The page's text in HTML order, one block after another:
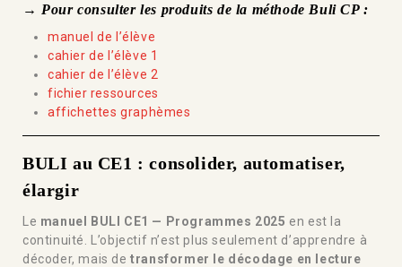
→ Pour consulter les produits de la méthode Buli CP :
manuel de l’élève
cahier de l’élève 1
cahier de l’élève 2
fichier ressources
affichettes graphèmes
BULI au CE1 : consolider, automatiser,
élargir
Le manuel BULI CE1 — Programmes 2025 en est la
continuité. L’objectif n’est plus seulement d’apprendre à
décoder, mais detransformer le décodage en lecture